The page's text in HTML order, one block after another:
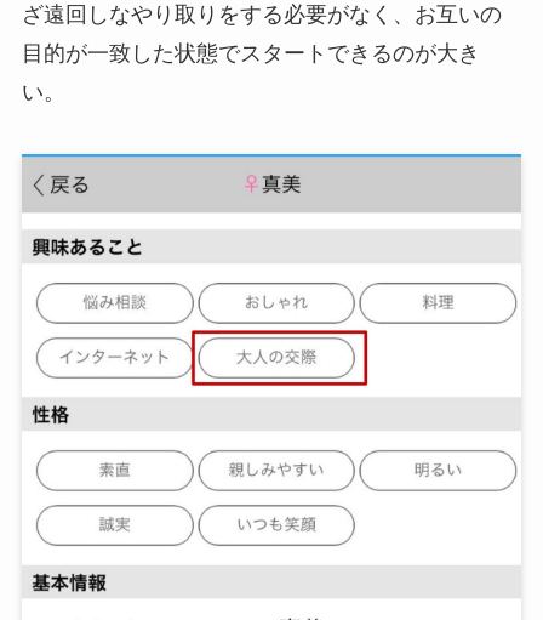
ざ遠回しなやり取りをする必要がなく、お互いの
目的が一致した状態でスタートできるのが大き
い。